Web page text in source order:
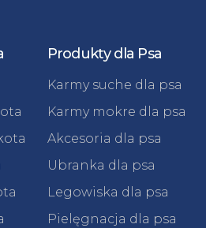
Produkty dla Psa
Karmy suche dla psa
Karmy mokre dla psa
Akcesoria dla psa
Ubranka dla psa
Legowiska dla psa
Pielęgnacja dla psa